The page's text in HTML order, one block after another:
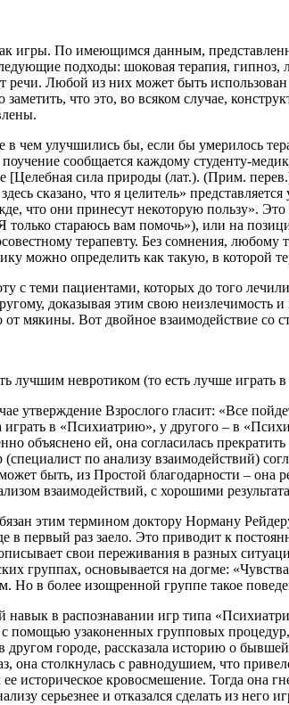
игры. По имеющимся данным,
подходы: шоковая терапия, гипноз,
речи. Любой из них может быть
заметить, что это, во всяком случае,
в чем улучшились бы, если бы умерилось
сообщается каждому студенту-
сила природы (лат.). (Прим.
сказано, что я целитель»
что они принесут некоторую пользу».
стараюсь вам помочь»), или на
терапевту. Без сомнения,
можно определить как такую, в которой
с теми пациентами, которых до того
доказывая этим свою
мякины. Вот двойное взаимодействие со
лучшим невротиком (то есть лучше играть
утверждение Взрослого гласит: «Все
в «Психиатрию», у другого – в
объяснено ей, она согласилась
по анализу взаимодействий)
быть, из Простой благодарности – она
взаимодействий, с хорошими
этим термином доктору Норману
в первый раз заело. Это приводит к
свои переживания в разных
группах, основывается на догме:
в более изощренной группе такое
навык в распознавании игр типа
помощью узаконенных групповых
городе, рассказала историю о
она столкнулась с равнодушием, что
историческое кровосмешение. Тогда она
серьезнее и отказался сделать из него